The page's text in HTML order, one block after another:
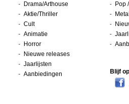
Drama/Arthouse
Aktie/Thriller
Cult
Animatie
Horror
Nieuwe releases
Jaarlijsten
Aanbiedingen
Pop
Blijf